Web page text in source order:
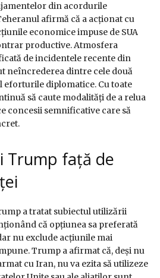
din acordurile
afirmă că a acționat cu
economice impuse de SUA
productive. Atmosfera
de incidentele recente din
neîncrederea dintre cele două
eforturile diplomatice. Cu toate
să caute modalități de a relua
concesii semnificative care să
Trump față de
a tratat subiectul utilizării
că opțiunea sa preferată
nu exclude acțiunile mai
Trump a afirmat că, deși nu
cu Iran, nu va ezita să utilizeze